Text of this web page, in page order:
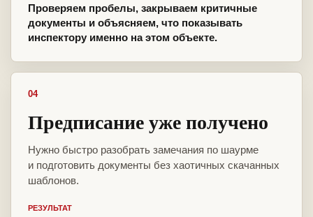
Проверяем пробелы, закрываем критичные
документы и объясняем, что показывать
инспектору именно на этом объекте.
04
Предписание уже получено
Нужно быстро разобрать замечания по шаурме
и подготовить документы без хаотичных скачанных
шаблонов.
РЕЗУЛЬТАТ